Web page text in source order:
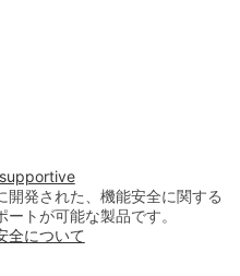
開発された、機能安全に関する
トが可能な製品です。
全について